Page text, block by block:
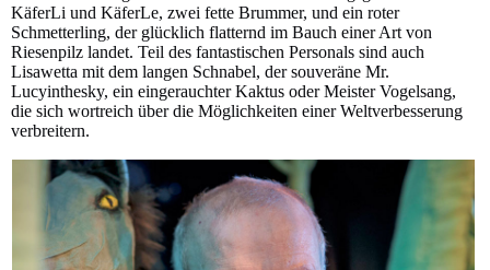
KäferLi und KäferLe, zwei fette Brummer, und ein roter
Schmetterling, der glücklich flatternd im Bauch einer Art von
Riesenpilz landet. Teil des fantastischen Personals sind auch
Lisawetta mit dem langen Schnabel, der souveräne Mr.
Lucyinthesky, ein eingerauchter Kaktus oder Meister Vogelsang,
die sich wortreich über die Möglichkeiten einer Weltverbesserung
verbreitern.